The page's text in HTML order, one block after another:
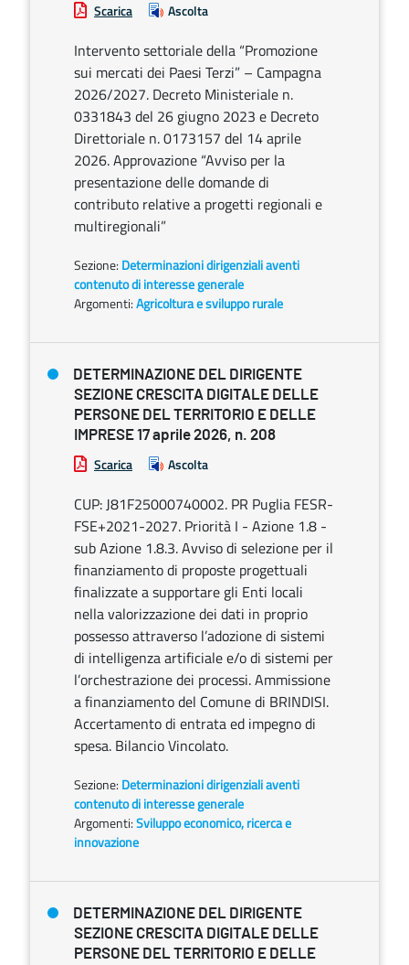
Scarica Ascolta
Intervento settoriale della “Promozione
sui mercati dei Paesi Terzi” – Campagna
2026/2027. Decreto Ministeriale n.
0331843 del 26 giugno 2023 e Decreto
Direttoriale n. 0173157 del 14 aprile
2026. Approvazione “Avviso per la
presentazione delle domande di
contributo relative a progetti regionali e
multiregionali”
Sezione: Determinazioni dirigenziali aventi
contenuto di interesse generale
Argomenti:Agricoltura e sviluppo rurale
DETERMINAZIONE DEL DIRIGENTE
SEZIONE CRESCITA DIGITALE DELLE
PERSONE DEL TERRITORIO E DELLE
IMPRESE 17 aprile 2026, n. 208
Scarica Ascolta
CUP: J81F25000740002. PR Puglia FESR-
FSE+2021-2027. Priorità I - Azione 1.8 -
sub Azione 1.8.3. Avviso di selezione per il
finanziamento di proposte progettuali
finalizzate a supportare gli Enti locali
nella valorizzazione dei dati in proprio
possesso attraverso l’adozione di sistemi
di intelligenza artificiale e/o di sistemi per
l’orchestrazione dei processi. Ammissione
a finanziamento del Comune di BRINDISI.
Accertamento di entrata ed impegno di
spesa. Bilancio Vincolato.
Sezione: Determinazioni dirigenziali aventi
contenuto di interesse generale
Argomenti:Sviluppo economico, ricerca e
innovazione
DETERMINAZIONE DEL DIRIGENTE
SEZIONE CRESCITA DIGITALE DELLE
PERSONE DEL TERRITORIO E DELLE